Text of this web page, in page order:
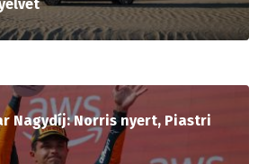
Nagydíj: Norris nyert, Piastri